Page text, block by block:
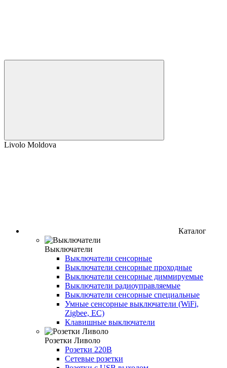
Livolo Moldova
Каталог
Выключатели
Выключатели сенсорные
Выключатели сенсорные проходные
Выключатели сенсорные диммируемые
Выключатели радиоуправляемые
Выключатели сенсорные специальные
Умные сенсорные выключатели (WiFi,
Zigbee, EC)
Клавишные выключатели
Розетки Ливоло
Розетки 220В
Сетевые розетки